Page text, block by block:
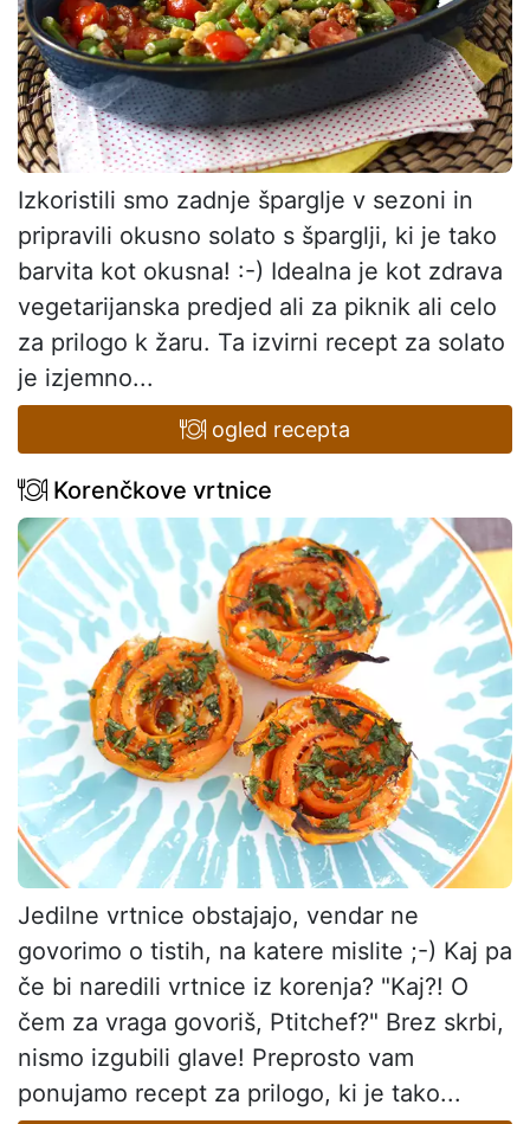
Izkoristili smo zadnje šparglje v sezoni in
pripravili okusno solato s šparglji, ki je tako
barvita kot okusna! :-) Idealna je kot zdrava
vegetarijanska predjed ali za piknik ali celo
za prilogo k žaru. Ta izvirni recept za solato
je izjemno...
ogled recepta
Korenčkove vrtnice
Jedilne vrtnice obstajajo, vendar ne
govorimo o tistih, na katere mislite ;-) Kaj pa
če bi naredili vrtnice iz korenja? "Kaj?! O
čem za vraga govoriš, Ptitchef?" Brez skrbi,
nismo izgubili glave! Preprosto vam
ponujamo recept za prilogo, ki je tako...